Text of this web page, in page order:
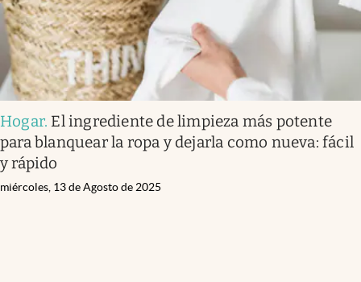
Hogar. El ingrediente de limpieza más potente
para blanquear la ropa y dejarla como nueva: fácil
y rápido
miércoles, 13 de Agosto de 2025